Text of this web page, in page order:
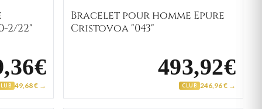
2/22"
49,68 € →
Bracelet pour homme Epure
Cristovoa "043"
493,92€
CLUB 246,96 € →